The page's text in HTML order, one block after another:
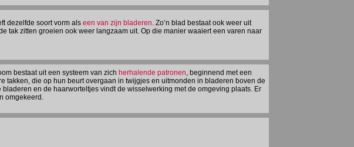
dezelfde soort vorm als een van zijn bladeren. Zo’n blad bestaat ook weer uit
tak zitten groeien ook weer langzaam uit. Op die manier waaiert een varen naar
bestaat uit een systeem van zich herhalende patronen, beginnend met een
takken, die op hun beurt overgaan in twijgjes en uitmonden in bladeren boven de
en de haarworteltjes vindt de wisselwerking met de omgeving plaats. Er
omgekeerd.